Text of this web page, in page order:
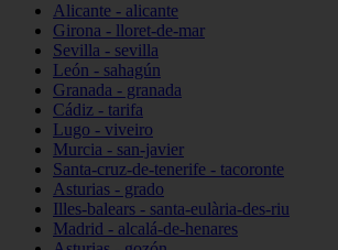
Alicante - alicante
Girona - lloret-de-mar
Sevilla - sevilla
León - sahagún
Granada - granada
Cádiz - tarifa
Lugo - viveiro
Murcia - san-javier
Santa-cruz-de-tenerife - tacoronte
Asturias - grado
Illes-balears - santa-eulària-des-riu
Madrid - alcalá-de-henares